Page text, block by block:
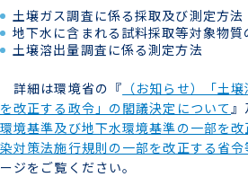
土壌ガス調査に係る採取及び測定方法
地下水に含まれる試料採取等対象物質
土壌溶出量調査に係る測定方法
詳細は環境省の『 （お知らせ）「土
を改正する政令」の閣議決定について』
環境基準及び地下水環境基準の一部を
染対策法施行規則の一部を改正する省
ージをご覧ください。